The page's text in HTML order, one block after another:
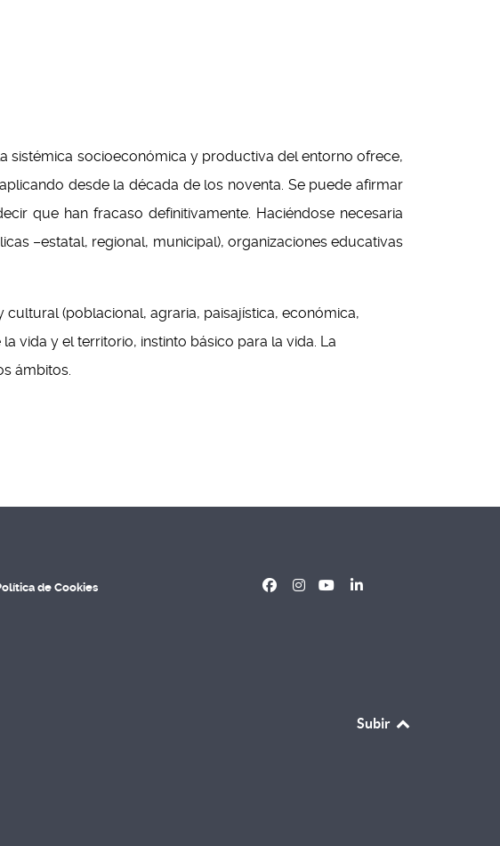
sistémica socioeconómica y productiva del entorno ofrece,
desde la década de los noventa. Se puede afirmar
que han fracaso definitivamente. Haciéndose necesaria
–estatal, regional, municipal), organizaciones educativas
(poblacional, agraria, paisajística, económica,
vida y el territorio, instinto básico para la vida. La
ámbitos.
de Cookies
Subir